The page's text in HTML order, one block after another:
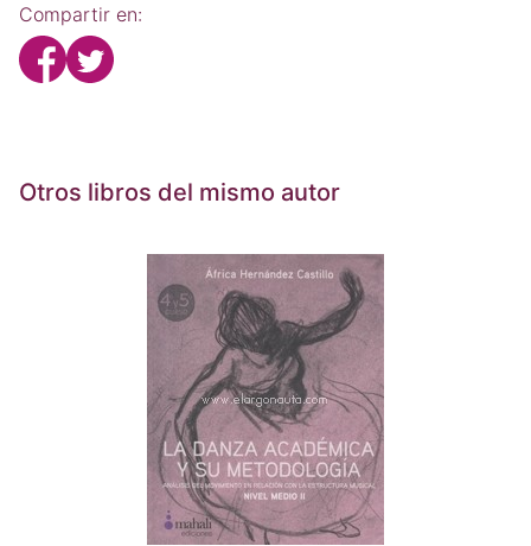
Compartir en:
Otros libros del mismo autor